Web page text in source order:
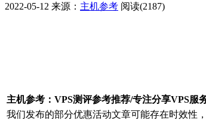
2022-05-12 来源： 主机参考 阅读(2187)
主机参考：VPS测评参考推荐/专注分享VPS服
我们发布的部分优惠活动文章可能存在时效性